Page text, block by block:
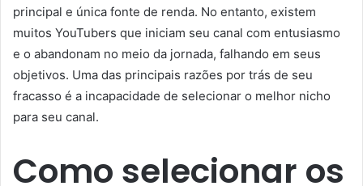
principal e única fonte de renda. No entanto, existem
muitos YouTubers que iniciam seu canal com entusiasmo
e o abandonam no meio da jornada, falhando em seus
objetivos. Uma das principais razões por trás de seu
fracasso é a incapacidade de selecionar o melhor nicho
para seu canal.
Como selecionar os